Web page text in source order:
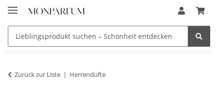
Zurück zur Liste Herrendüfte